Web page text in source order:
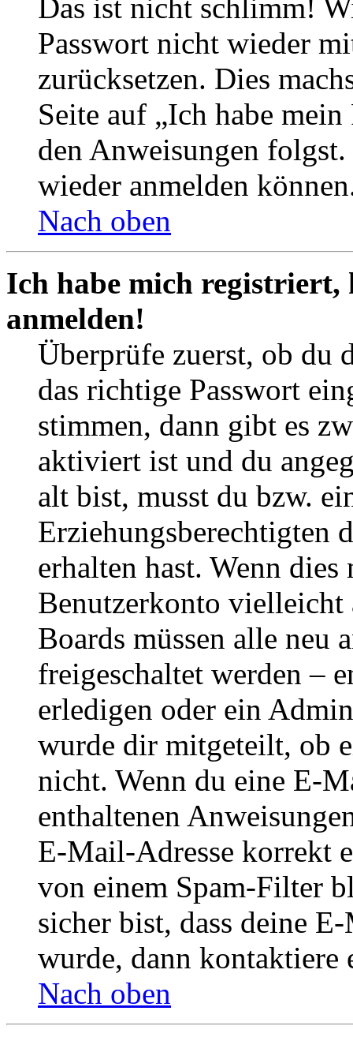
Das ist nicht schlimm!
Passwort nicht wieder
zurücksetzen. Dies
Seite auf „Ich habe
den Anweisungen
wieder anmelden
Nach oben
Ich habe mich
anmelden!
Überprüfe zuerst, ob du
das richtige Passwort
stimmen, dann gibt es
aktiviert ist und du
alt bist, musst du bzw.
Erziehungsberechtigten
erhalten hast. Wenn
Benutzerkonto
Boards müssen alle neu
freigeschaltet werden –
erledigen oder ein
wurde dir mitgeteilt, ob
nicht. Wenn du eine E-
enthaltenen
E-Mail-Adresse korrekt
von einem Spam-Filter
sicher bist, dass deine
wurde, dann kontaktiere
Nach oben